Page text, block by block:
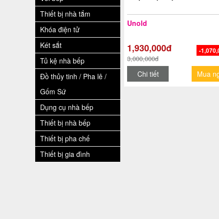
Thiết bị nhà tắm
Khóa điện tử
Két sắt
Tủ kệ nhà bếp
Đồ thủy tinh / Pha lê /
Gốm Sứ
Dụng cụ nhà bếp
Thiết bị nhà bếp
Thiết bị pha chế
Thiết bị gia đình
Unold
1,930,000đ
3,000,000đ
-
Chi tiết Mua